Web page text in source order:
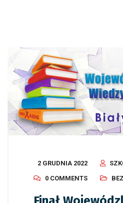
2 GRUDNIA 2022
0 COMMENTS